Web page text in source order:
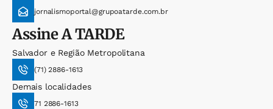
jornalismoportal@grupoatarde.com.br
AssineA TARDE
Salvador e Região Metropolitana
(71) 2886-1613
Demais localidades
71 2886-1613